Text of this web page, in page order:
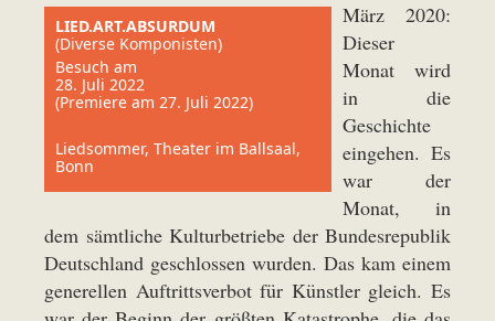
LIED.ART.ABSURDUM
(Diverse Komponisten)
Besuch am
28. Juli 2022
(Premiere am 27. Juli 2022)
Liedsommer, Theater im Ballsaal,
Bonn
März 2020:
Dieser
Monat wird
in die
Geschichte
eingehen. Es
war der
Monat, in
dem sämtliche Kulturbetriebe der Bundesrepublik
Deutschland geschlossen wurden. Das kam einem
generellen Auftrittsverbot für Künstler gleich. Es